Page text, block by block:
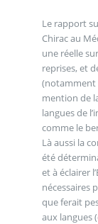
Le rapport
Chirac au
une réelle
reprises, et
(notamment
mention de
langues de
comme le
Là aussi la
été
et à éclairer
nécessaires
que ferait
aux langues